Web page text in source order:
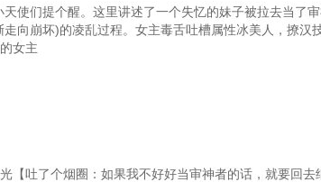
使们提个醒。这里讲述了一个失忆的妹子被拉去当了
向崩坏)的凌乱过程。女主毒舌吐槽属性冰美人，撩汉
女主
吐了个烟圈：如果我不好好当审神者的话，就要回去